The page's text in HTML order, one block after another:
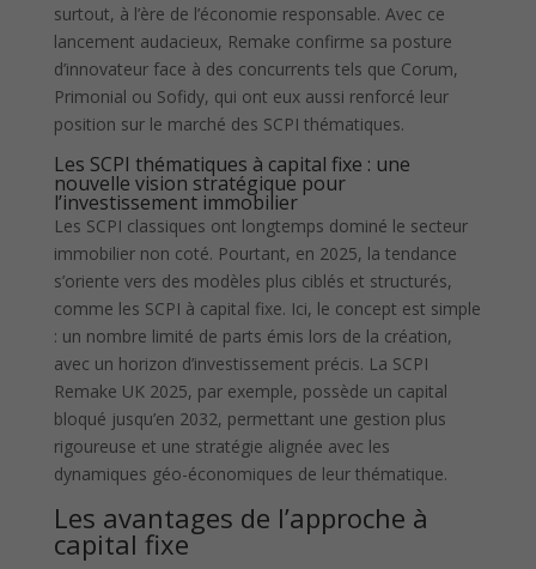
surtout, à l’ère de l’économie responsable. Avec ce
lancement audacieux, Remake confirme sa posture
d’innovateur face à des concurrents tels que Corum,
Primonial ou Sofidy, qui ont eux aussi renforcé leur
position sur le marché des SCPI thématiques.
Les SCPI thématiques à capital fixe : une
nouvelle vision stratégique pour
l’investissement immobilier
Les SCPI classiques ont longtemps dominé le secteur
immobilier non coté. Pourtant, en 2025, la tendance
s’oriente vers des modèles plus ciblés et structurés,
comme les SCPI à capital fixe. Ici, le concept est simple
: un nombre limité de parts émis lors de la création,
avec un horizon d’investissement précis. La SCPI
Remake UK 2025, par exemple, possède un capital
bloqué jusqu’en 2032, permettant une gestion plus
rigoureuse et une stratégie alignée avec les
dynamiques géo-économiques de leur thématique.
Les avantages de l’approche à
capital fixe